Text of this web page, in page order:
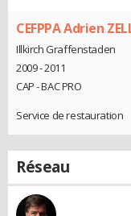
CEFPPA Adrien
Illkirch Graffenstaden
2009 - 2011
CAP - BAC PRO
Service de restauration
Réseau